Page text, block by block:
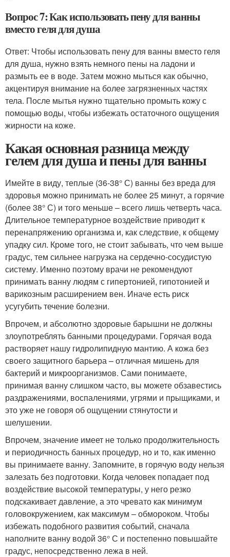
Вопрос 7: Как использовать пену для ванны
вместо геля для душа
Ответ: Чтобы использовать пену для ванны вместо геля
для душа, нужно взять немного пены на ладони и
размыть ее в воде. Затем можно мыться как обычно,
акцентируя внимание на более загрязненных частях
тела. После мытья нужно тщательно промыть кожу с
помощью воды, чтобы избежать остаточного ощущения
жирности на коже.
Какая основная разница между
гелем для душа и пены для ванны
Имейте в виду, теплые (36-38° С) ванны без вреда для
здоровья можно принимать не более 25 минут, а горячие
(более 38° С) и того меньше – всего лишь четверть часа.
Длительное температурное воздействие приводит к
перенапряжению организма и, как следствие, к общему
упадку сил. Кроме того, не стоит забывать, что чем выше
градус, тем сильнее нагрузка на сердечно-сосудистую
систему. Именно поэтому врачи не рекомендуют
принимать ванну людям с гипертонией, гипотонией и
варикозным расширением вен. Иначе есть риск
усугубить течение болезни.
Впрочем, и абсолютно здоровые барышни не должны
злоупотреблять банными процедурами. Горячая вода
растворяет нашу гидролипидную мантию. А кожа без
своего защитного барьера – отличная мишень для
бактерий и микроорганизмов. Сами понимаете,
принимая ванну слишком часто, вы можете обзавестись
раздражениями, воспалениями, угрями и прыщиками, и
это уже не говоря об ощущении стянутости и
шелушении.
Впрочем, значение имеет не только продолжительность
и периодичность банных процедур, но и то, как именно
вы принимаете ванну. Запомните, в горячую воду нельзя
залезать без подготовки. Когда человек попадает под
воздействие высокой температуры, у него резко
подскакивает давление, а это чревато как минимум
головокружением, как максимум – обмороком. Чтобы
избежать подобного развития событий, сначала
наполните ванну водой 36° С и постепенно повышайте
градус, непосредственно лежа в ней.